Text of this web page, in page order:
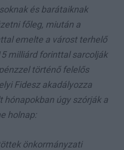
és barátaiknak
főleg, miután a
emelte a várost terhelő
milliárd forinttal sarcolják
történő felelős
Fidesz akadályozza
hónapokban úgy szórják a
holnap:
önkormányzati